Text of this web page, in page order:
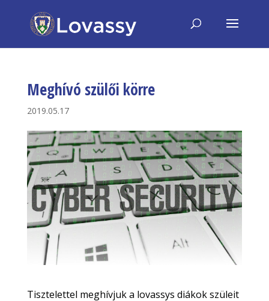
Meghívó szülői körre
2019.05.17
Tisztelettel meghívjuk a lovassys diákok szüleit